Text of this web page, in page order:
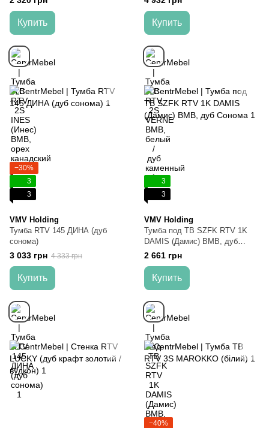
Купить Купить
−30%
3
3
VMV Holding
Тумба RTV 145 ДИНА (дуб
сонома)
3 033 грн 4 333 грн
Купить
3
3
VMV Holding
Тумба под ТВ SZFK RTV 1K
DAMIS (Дамис) ВМВ, дуб
Сонома
2 661 грн
Купить
−40%